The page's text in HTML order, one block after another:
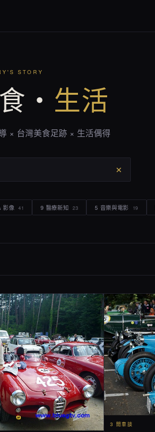
STORY
・ 生活
× 台灣美食足跡 × 生活偶得
✕
影像 41 9 醫療新知 23 5 音樂與電影 19
3 閒車談